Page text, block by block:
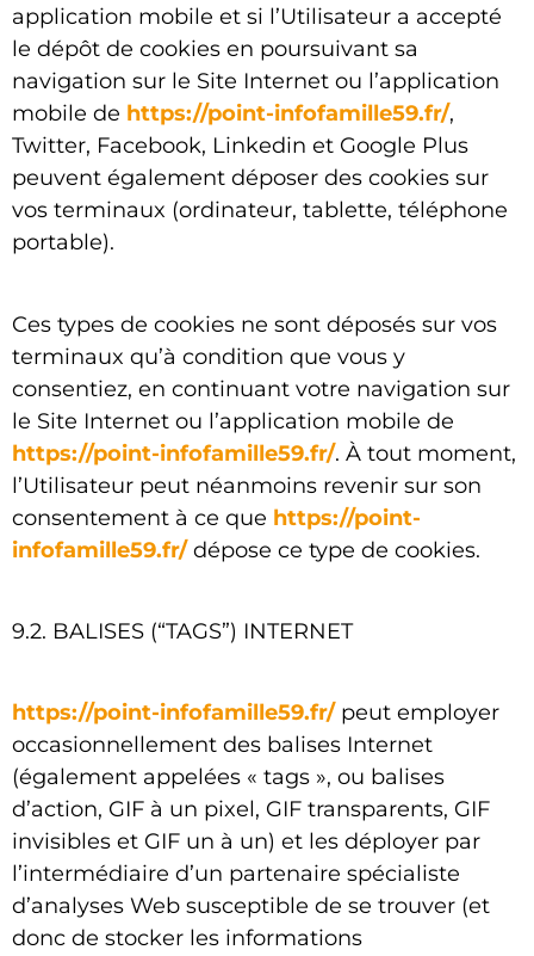
application mobile et si l’Utilisateur a accepté
le dépôt de cookies en poursuivant sa
navigation sur le Site Internet ou l’application
mobile de https://point-infofamille59.fr/,
Twitter, Facebook, Linkedin et Google Plus
peuvent également déposer des cookies sur
vos terminaux (ordinateur, tablette, téléphone
portable).
Ces types de cookies ne sont déposés sur vos
terminaux qu’à condition que vous y
consentiez, en continuant votre navigation sur
le Site Internet ou l’application mobile de
https://point-infofamille59.fr/. À tout moment,
l’Utilisateur peut néanmoins revenir sur son
consentement à ce que https://point-
infofamille59.fr/dépose ce type de cookies.
9.2. BALISES (“TAGS”) INTERNET
https://point-infofamille59.fr/peut employer
occasionnellement des balises Internet
(également appelées « tags », ou balises
d’action, GIF à un pixel, GIF transparents, GIF
invisibles et GIF un à un) et les déployer par
l’intermédiaire d’un partenaire spécialiste
d’analyses Web susceptible de se trouver (et
donc de stocker les informations